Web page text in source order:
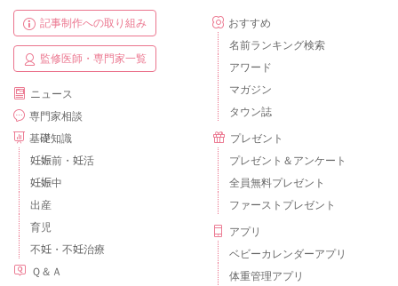
記事制作への取り組み
監修医師・専門家一覧
ニュース
専門家相談
基礎知識
妊娠前・妊活
妊娠中
出産
育児
不妊・不妊治療
Ｑ＆Ａ
おすすめ
名前ランキング検索
アワード
マガジン
タウン誌
プレゼント
プレゼント＆アンケート
全員無料プレゼント
ファーストプレゼント
アプリ
ベビーカレンダーアプリ
体重管理アプリ